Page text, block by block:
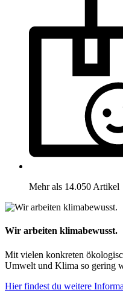
Mehr als 14.050 Artikel
Wir arbeiten klimabewusst.
Mit vielen konkreten
Umwelt und Klima so gering
Hier findest du weitere